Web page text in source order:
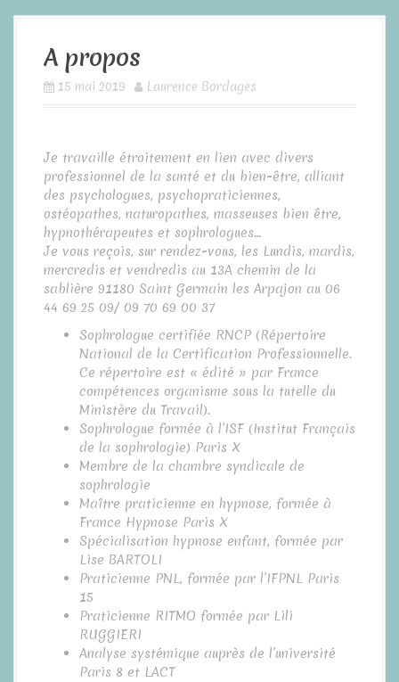
A propos
15 mai 2019 Laurence Bordages
Je travaille étroitement en lien avec divers
professionnel de la santé et du bien-être, alliant
des psychologues, psychopraticiennes,
ostéopathes, naturopathes, masseuses bien être,
hypnothérapeutes et sophrologues…
Je vous reçois, sur rendez-vous, les Lundis, mardis,
mercredis et vendredis au 13A chemin de la
sablière 91180 Saint Germain les Arpajon au 06
44 69 25 09/ 09 70 69 00 37
Sophrologue certifiée RNCP (Répertoire
National de la Certification Professionnelle.
Ce répertoire est « édité » par France
compétences organisme sous la tutelle du
Ministère du Travail).
Sophrologue formée à l’ISF (Institut Français
de la sophrologie) Paris X
Membre de la chambre syndicale de
sophrologie
Maître praticienne en hypnose, formée à
France Hypnose Paris X
Spécialisation hypnose enfant, formée par
Lise BARTOLI
Praticienne PNL, formée par l’IFPNL Paris
15
Praticienne RITMO formée par Lili
RUGGIERI
Analyse systémique auprès de l’université
Paris 8 et LACT